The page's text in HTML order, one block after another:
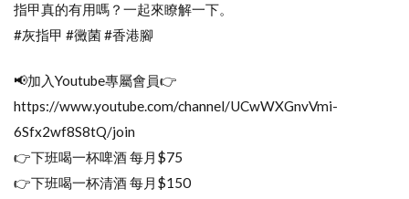
指甲真的有用嗎？一起來瞭解一下。
#灰指甲 #黴菌 #香港腳
📢加入Youtube專屬會員👉
https://www.youtube.com/channel/UCwWXGnvVmi-
6Sfx2wf8S8tQ/join
👉下班喝一杯啤酒 每月$75
👉下班喝一杯清酒 每月$150